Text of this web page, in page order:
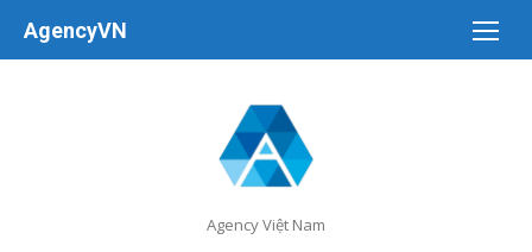
Agency Việt Nam
AgencyVN